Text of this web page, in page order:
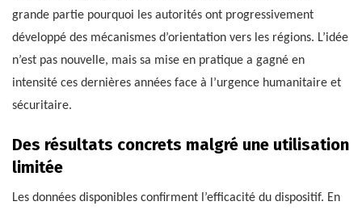
grande partie pourquoi les autorités ont progressivement
développé des mécanismes d’orientation vers les régions. L’idée
n’est pas nouvelle, mais sa mise en pratique a gagné en
intensité ces dernières années face à l’urgence humanitaire et
sécuritaire.
Des résultats concrets malgré une utilisation
limitée
Les données disponibles confirment l’efficacité du dispositif. En